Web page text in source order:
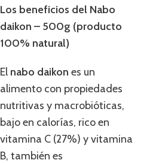
Los beneficios del Nabo
daikon – 500g (producto
100% natural)
El nabo daikon es un
alimento con propiedades
nutritivas y macrobióticas,
bajo en calorías, rico en
vitamina C (27%) y vitamina
B, también es